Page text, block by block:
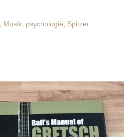
Musik psychologie Spitzer